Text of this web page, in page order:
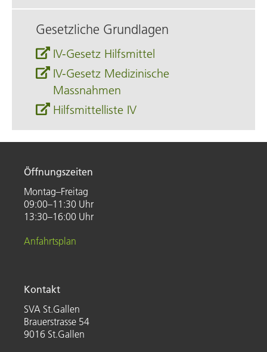
Gesetzliche Grundlagen
IV-Gesetz Hilfsmittel
IV-Gesetz Medizinische
Massnahmen
Hilfsmittelliste IV
Öffnungszeiten
Montag–Freitag
09:00–11:30 Uhr
13:30–16:00 Uhr
Anfahrtsplan
Kontakt
SVA St.Gallen
Brauerstrasse 54
9016 St.Gallen